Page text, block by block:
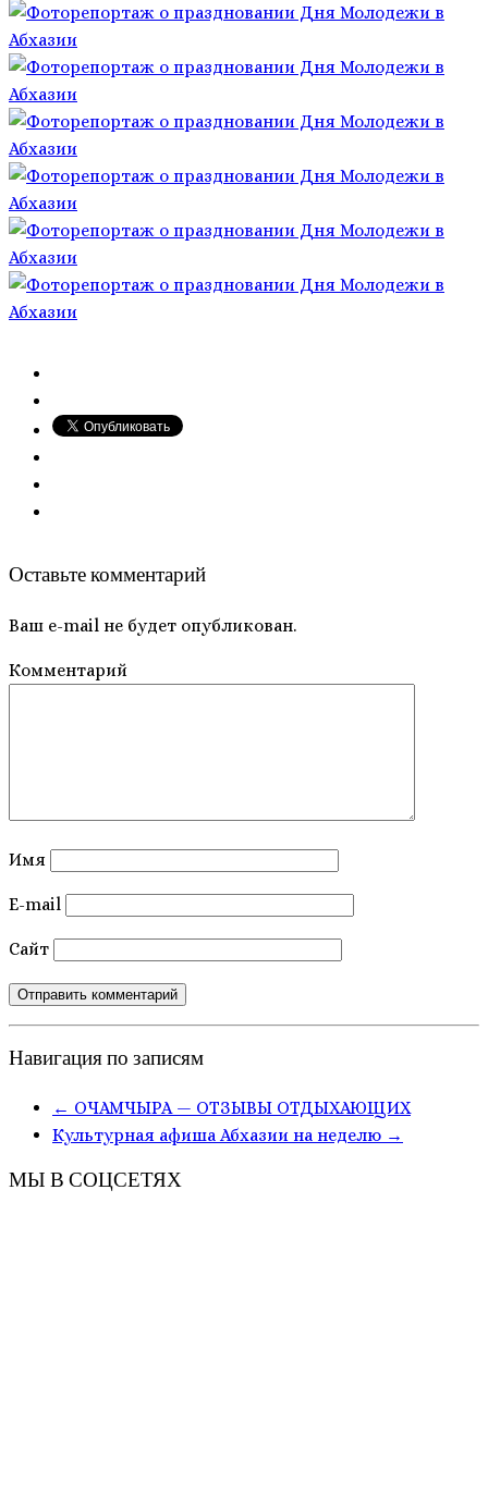
Оставьте комментарий
Ваш e-mail не будет опубликован.
Комментарий
Имя
E-mail
Сайт
Навигация по записям
← ОЧАМЧЫРА — ОТЗЫВЫ ОТДЫХАЮЩИХ
Культурная афиша Абхазии на неделю →
МЫ В СОЦСЕТЯХ